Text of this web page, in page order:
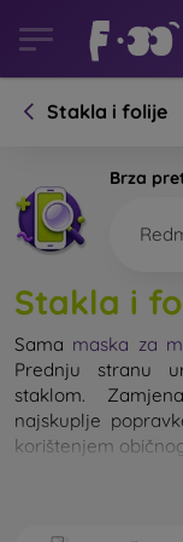
Stakla i folije
Brza
Stakla i
Sama maska za
Prednju stranu
staklom.
najskuplje
korištenjem
Nerazbijivo staklo